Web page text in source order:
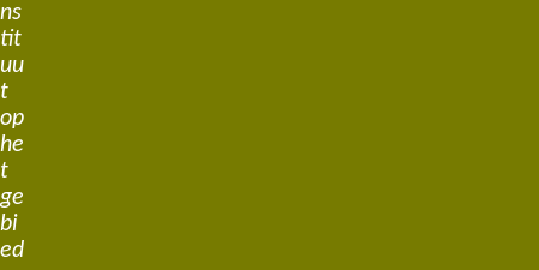
ns
tit
uu
t
op
he
t
ge
bi
ed